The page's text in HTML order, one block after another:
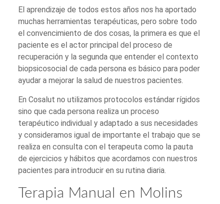
El aprendizaje de todos estos años nos ha aportado
muchas herramientas terapéuticas, pero sobre todo
el convencimiento de dos cosas, la primera es que el
paciente es el actor principal del proceso de
recuperación y la segunda que entender el contexto
biopsicosocial de cada persona es básico para poder
ayudar a mejorar la salud de nuestros pacientes.
En Cosalut no utilizamos protocolos estándar rígidos
sino que cada persona realiza un proceso
terapéutico individual y adaptado a sus necesidades
y consideramos igual de importante el trabajo que se
realiza en consulta con el terapeuta como la pauta
de ejercicios y hábitos que acordamos con nuestros
pacientes para introducir en su rutina diaria.
Terapia Manual en Molins